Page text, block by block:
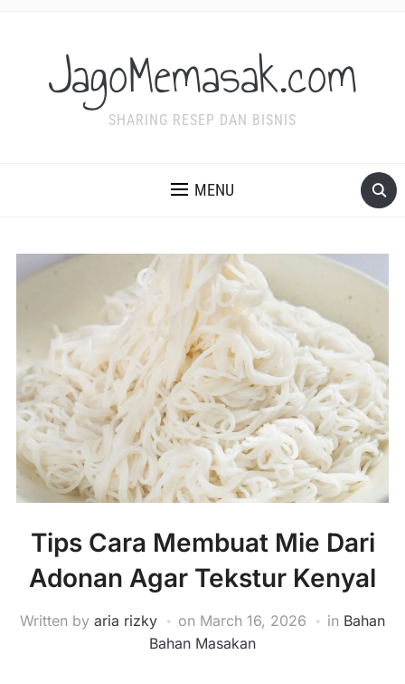
JagoMemasak.com
SHARING RESEP DAN BISNIS
MENU
Tips Cara Membuat Mie Dari
Adonan Agar Tekstur Kenyal
Written by aria rizky on March 16, 2026 in Bahan
Bahan Masakan